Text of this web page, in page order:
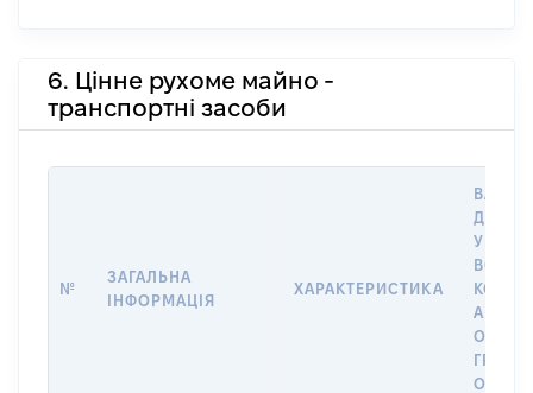
6. Цінне рухоме майно -
транспортні засоби
№
ЗАГАЛЬНА
ІНФОРМАЦІЯ
ХАРАКТЕРИСТИКА
ДАТУ
У
АБО